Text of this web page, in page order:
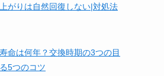
がりは自然回復しない|対処法
命は何年？交換時期の3つの目
5つのコツ